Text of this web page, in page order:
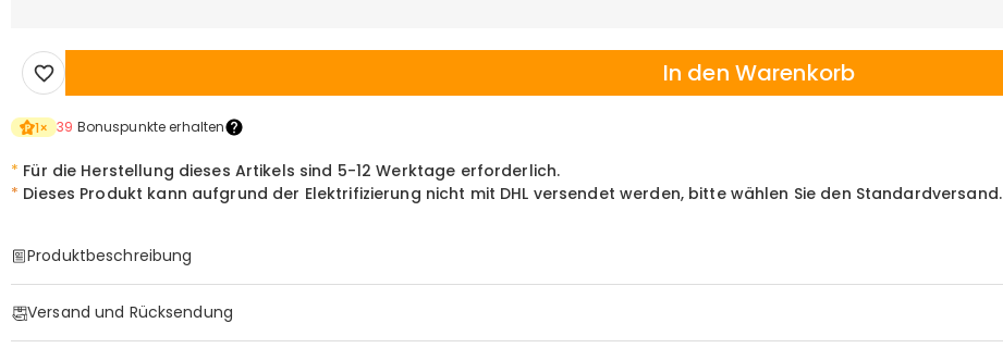
In den Warenkorb
1× 39 Bonuspunkte erhalten
* Für die Herstellung dieses Artikels sind 5-12 Werktage erforderlich.
* Dieses Produkt kann aufgrund der Elektrifizierung nicht mit DHL versendet werden, bitte wählen Sie den Standardversand.
Produktbeschreibung
Versand und Rücksendung